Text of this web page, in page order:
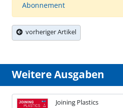
Abonnement
vorheriger Artikel
Weitere Ausgaben
Joining Plastics